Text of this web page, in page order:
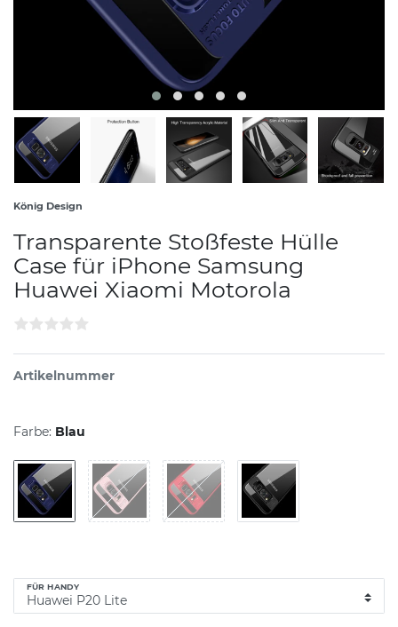
König Design
Transparente Stoßfeste Hülle
Case für iPhone Samsung
Huawei Xiaomi Motorola
Artikelnummer
Farbe: Blau
FÜR HANDY